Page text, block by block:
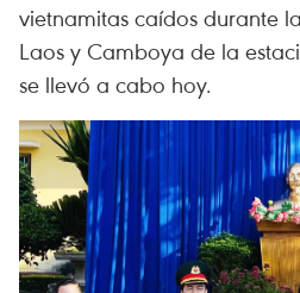
vietnamitas caídos durante
Laos y Camboya de la
se llevó a cabo hoy.